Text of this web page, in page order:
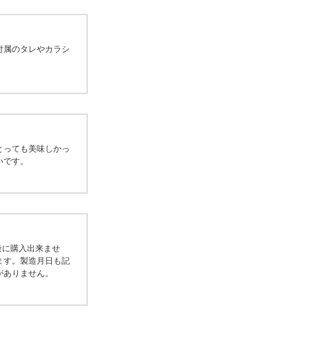
属のタレやカラシ
っても美味しかっ
す。
購入出来ませ
す。製造月日も記
りません。